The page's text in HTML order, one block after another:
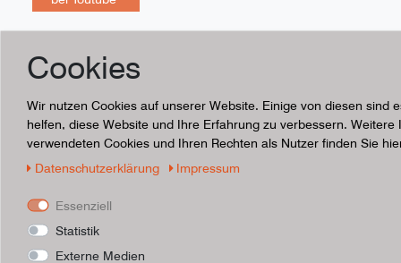
Unsere Versandpartner
Cookies
Wir nutzen Cookies auf unserer Website. Einige von diesen sind
helfen, diese Website und Ihre Erfahrung zu verbessern.
verwendeten Cookies und Ihren Rechten als Nutzer finden Sie
Daten­schutz­erklärung
Impressum
Essenziell
Statistik
Externe Medien